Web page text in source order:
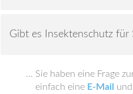
Gibt es Insektenschutz für
… Sie haben eine Frage
einfach eine E-Mail